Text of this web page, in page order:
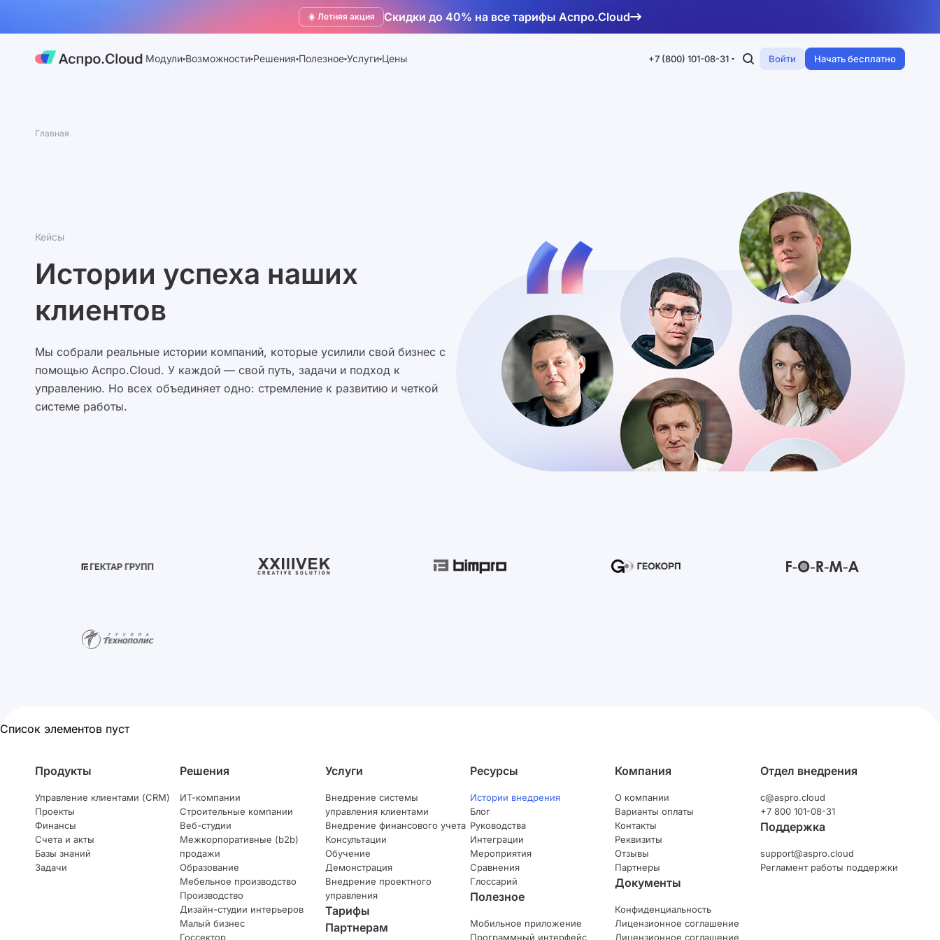
☀️ Летняя акция Скидки до 40% на все тарифы Аспро.Cloud
Модули Возможности Решения Полезное Услуги Цены +7 (800) 101-08-31 Войти Начать бесплатно
Главная
Кейсы
Истории успеха наших
клиентов
Мы собрали реальные истории компаний, которые усилили свой бизнес с
помощью Аспро.Cloud. У каждой — свой путь, задачи и подход к
управлению. Но всех объединяет одно: стремление к развитию и четкой
системе работы.
Список элементов пуст
Продукты
Управление клиентами (CRM)
Проекты
Финансы
Счета и акты
Базы знаний
Задачи
Решения
ИТ-компании
Строительные компании
Веб-студии
Межкорпоративные (b2b)
продажи
Образование
Мебельное производство
Производство
Дизайн-студии интерьеров
Малый бизнес
Госсектор
Услуги
Внедрение системы
управления клиентами
Внедрение финансового учета
Консультации
Обучение
Демонстрация
Внедрение проектного
управления
Тарифы
Партнерам
Ресурсы
Истории внедрения
Блог
Руководства
Интеграции
Мероприятия
Сравнения
Глоссарий
Полезное
Мобильное приложение
Программный интерфейс
Компания
О компании
Варианты оплаты
Контакты
Реквизиты
Отзывы
Партнеры
Документы
Конфиденциальность
Лицензионное соглашение
Лицензионное соглашение
Отдел внедрения
c@aspro.cloud
+7 800 101-08-31
Поддержка
support@aspro.cloud
Регламент работы поддержки